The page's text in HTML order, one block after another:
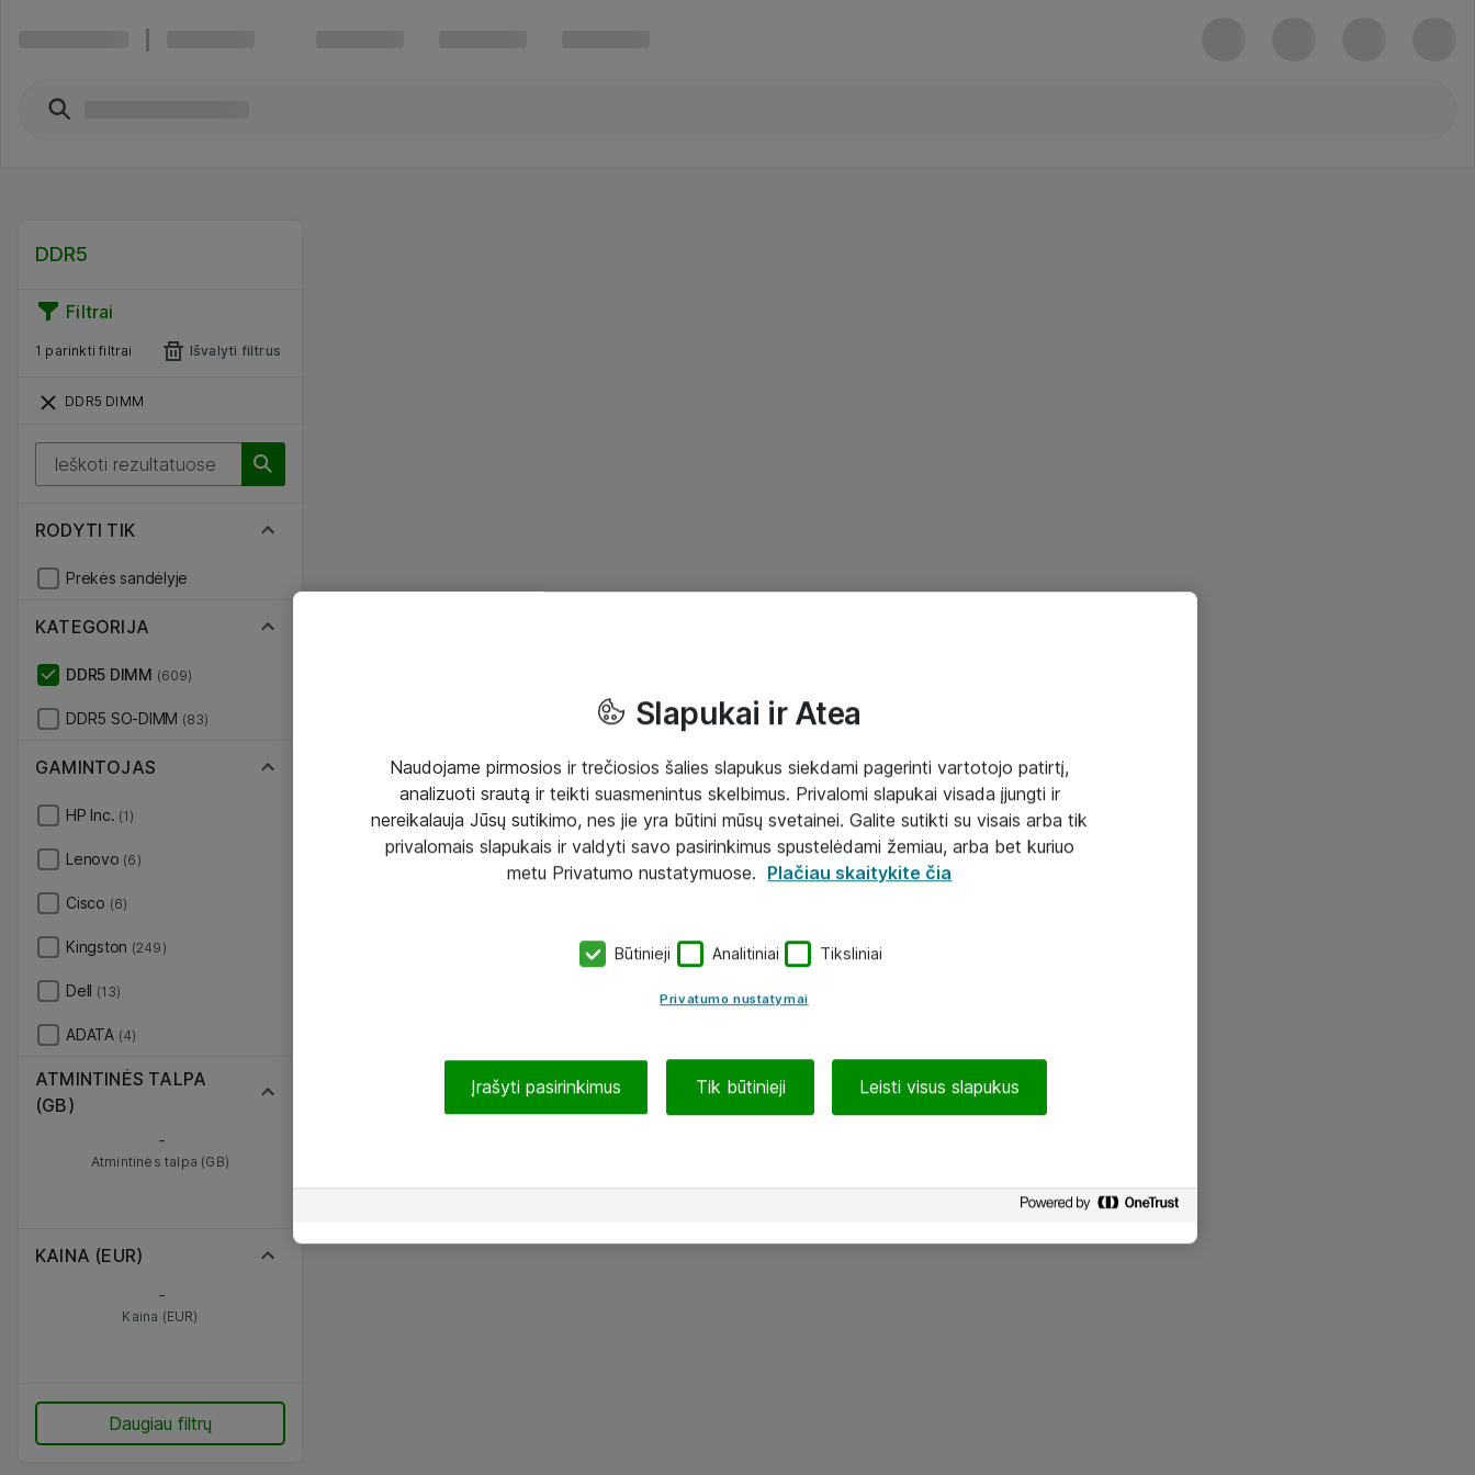
DDR5
Filtrai
1 parinkti filtrai Išvalyti filtrus
DDR5 DIMM
RODYTI TIK
Prekės sandėlyje
KATEGORIJA
DDR5 DIMM (609)
DDR5 SO-DIMM (83)
GAMINTOJAS
HP Inc. (1)
Lenovo (6)
Cisco (6)
Kingston (249)
Dell (13)
ADATA (4)
ATMINTINĖS TALPA
(GB)
-
Atmintinės talpa (GB)
KAINA (EUR)
-
Kaina (EUR)
Daugiau filtrų
Slapukai ir Atea
Naudojame pirmosios ir trečiosios šalies slapukus siekdami pagerinti vartotojo patirtį,
analizuoti srautą ir teikti suasmenintus skelbimus. Privalomi slapukai visada įjungti ir
nereikalauja Jūsų sutikimo, nes jie yra būtini mūsų svetainei. Galite sutikti su visais arba tik
privalomais slapukais ir valdyti savo pasirinkimus spustelėdami žemiau, arba bet kuriuo
metu Privatumo nustatymuose. Plačiau skaitykite čia
Būtinieji Analitiniai Tiksliniai
Privatumo nustatymai
Įrašyti pasirinkimus Tik būtinieji Leisti visus slapukus